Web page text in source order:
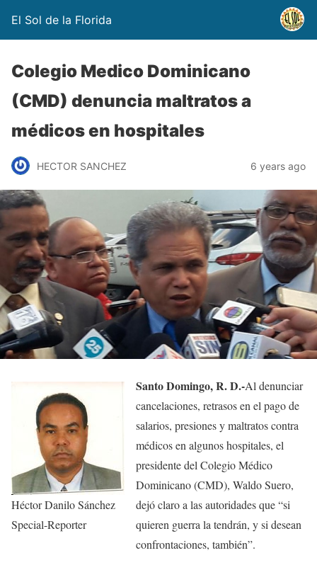
El Sol de la Florida
Colegio Medico Dominicano
(CMD) denuncia maltratos a
médicos en hospitales
HECTOR SANCHEZ 6 years ago
Héctor Danilo Sánchez
Special-Reporter
Santo Domingo, R. D.-Al denunciar
cancelaciones, retrasos en el pago de
sala­rios, presiones y maltratos contra
médicos en algunos hospitales, el
presidente del Colegio Médico
Dominica­no (CMD), Waldo Suero,
de­jó claro a las autoridades que “si
quieren guerra la tendrán, y si desean
confrontaciones, también”.